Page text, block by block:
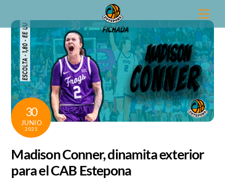
content
30
JUNIO
2025
Madison Conner, dinamita exterior
para el CAB Estepona